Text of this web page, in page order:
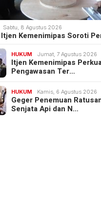
Sabtu, 8 Agustus 2026
Kemenimipas Soroti
HUKUM Jumat, 7 Agustus 2026
Itjen Kemenimipas
Pengawasan Ter…
HUKUM Kamis, 6 Agustus 2026
Geger Penemuan
Senjata Api dan N…